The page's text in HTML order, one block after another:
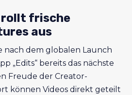
rollt frische
aus
nach dem globalen Launch
„Edits“ bereits das nächste
Freude der Creator-
können Videos direkt geteilt